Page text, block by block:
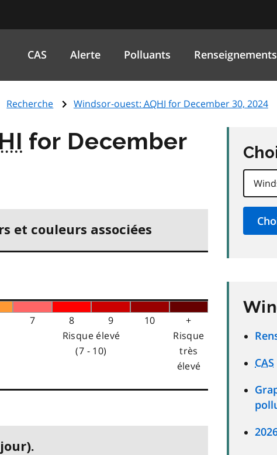
CAS Alerte Polluants Renseignements
Recherche Windsor-ouest: AQHI for December 30, 2024
for December
et couleurs associées
7 8 9 10
+
Risque élevé
(7 - 10)
Risque
très
élevé
CAS